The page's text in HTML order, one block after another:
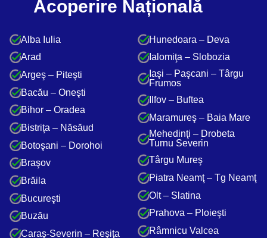
Acoperire Națională
Alba Iulia
Arad
Argeş – Piteşti
Bacău – Oneşti
Bihor – Oradea
Bistriţa – Năsăud
Botoşani – Dorohoi
Braşov
Brăila
Bucureşti
Buzău
Caraş-Severin – Reşiţa
Hunedoara – Deva
Ialomiţa – Slobozia
Iaşi – Paşcani – Târgu
Frumos
Ilfov – Buftea
Maramureş – Baia Mare
Mehedinţi – Drobeta
Turnu Severin
Târgu Mureş
Piatra Neamţ – Tg Neamţ
Olt – Slatina
Prahova – Ploieşti
Râmnicu Valcea